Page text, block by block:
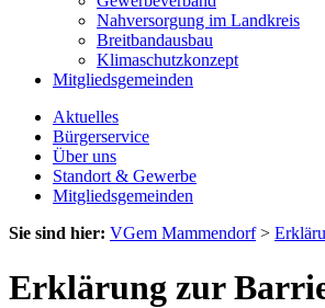
Nahversorgung im Landkreis
Breitbandausbau
Klimaschutzkonzept
Mitgliedsgemeinden
Aktuelles
Bürgerservice
Über uns
Standort & Gewerbe
Mitgliedsgemeinden
Sie sind hier: VGem Mammendorf>
Erklärung zur